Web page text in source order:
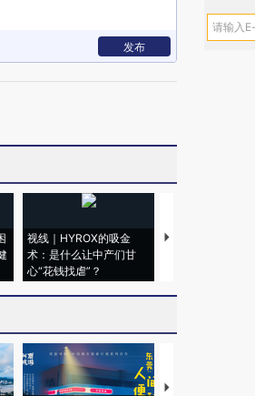
发布
视线｜HYROX的吸金
术：是什么让中产们甘
心“花钱找虐”？
马航飞行员跨国走
【推广】走进第四